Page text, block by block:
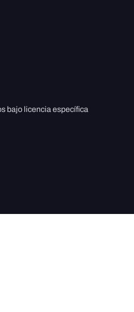
bajo licencia específica